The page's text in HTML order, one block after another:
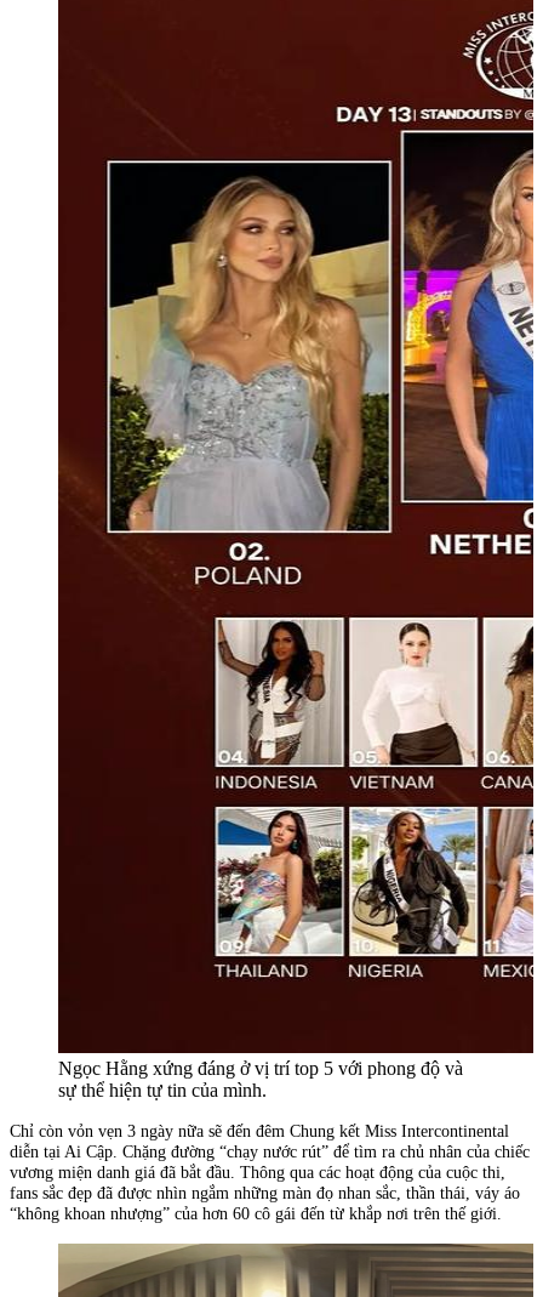
Ngọc Hằng xứng đáng ở vị trí top 5 với phong độ và
sự thể hiện tự tin của mình.
Chỉ còn vỏn vẹn 3 ngày nữa sẽ đến đêm Chung kết Miss Intercontinental
diễn tại Ai Cập. Chặng đường “chạy nước rút” để tìm ra chủ nhân của chiếc
vương miện danh giá đã bắt đầu. Thông qua các hoạt động của cuộc thi,
fans sắc đẹp đã được nhìn ngắm những màn đọ nhan sắc, thần thái, váy áo
“không khoan nhượng” của hơn 60 cô gái đến từ khắp nơi trên thế giới.